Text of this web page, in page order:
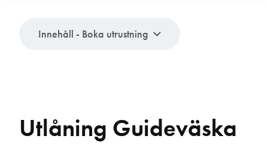
Innehåll - Boka utrustning
Utlåning Guideväska